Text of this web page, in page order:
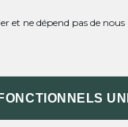
et ne dépend pas de nous
FONCTIONNELS